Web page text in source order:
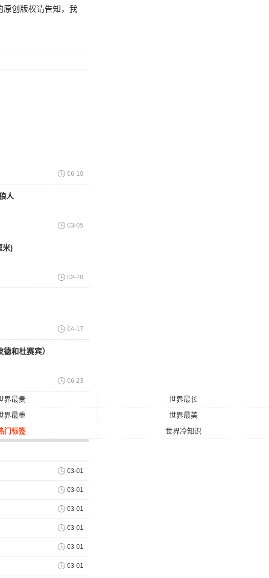
原创版权请告知，我
06-10
人
03-05
米)
02-28
04-17
和杜赛宾）
06-23
界最贵
世界最长
界最重
世界最美
门标签 世界冷知识
03-01
03-01
03-01
03-01
03-01
03-01